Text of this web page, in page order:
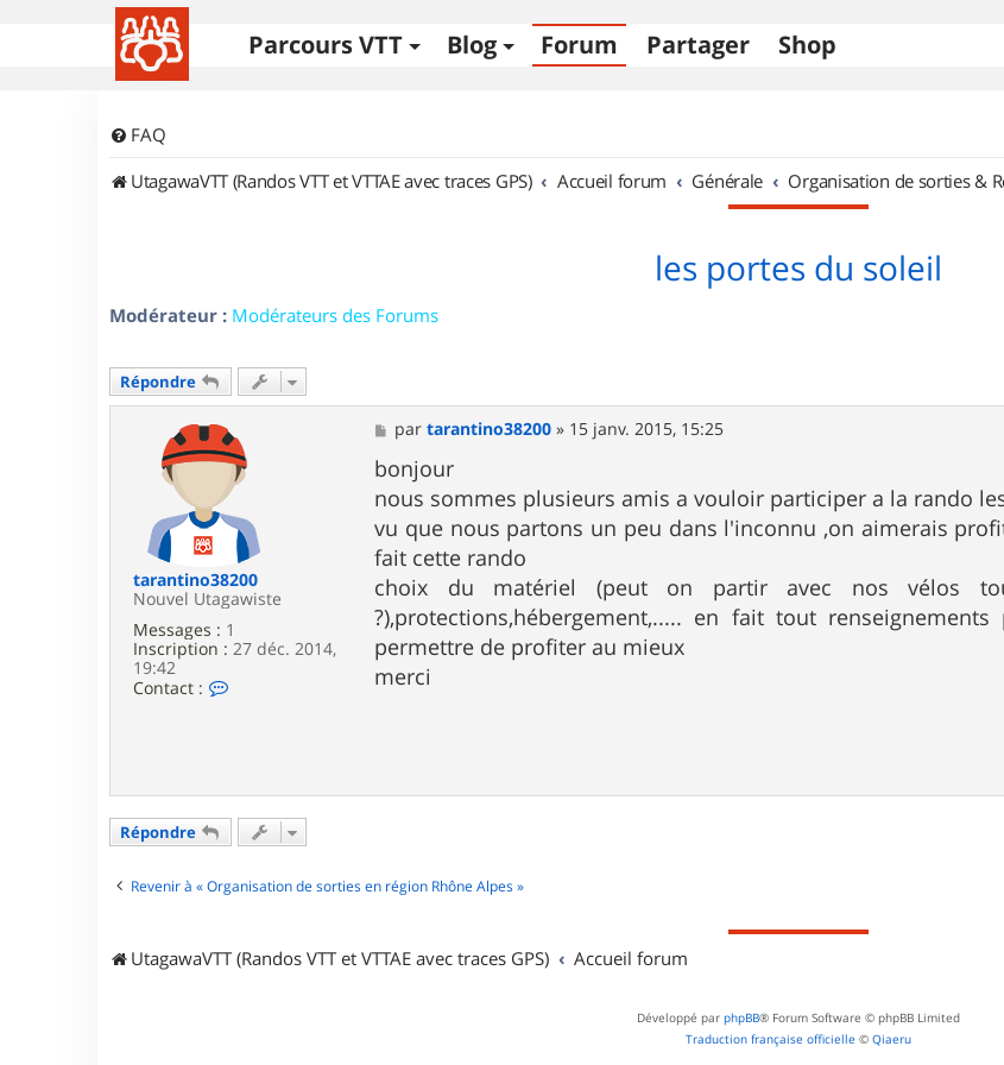
Parcours VTT Blog Forum Partager Shop
FAQ
UtagawaVTT (Randos VTT et VTTAE avec traces GPS)
Accueil forum Générale Organisation de sorties &
les portes du soleil
Modérateur : Modérateurs des Forums
Répondre
tarantino38200
Nouvel Utagawiste
Messages : 1
Inscription : 27 déc. 2014,
19:42
Contact :
t
e
r
t
M
e
s
s
a
g
e
partarantino38200 » 15 janv. 2015, 15:25
bonjour
nous sommes plusieurs amis a vouloir participer a la rando
vu que nous partons un peu dans l'inconnu ,on aimerais
fait cette rando
choix du matériel (peut on partir avec nos vélos
?),protections,hébergement,..... en fait tout
permettre de profiter au mieux
merci
Répondre
Revenir à « Organisation de sorties en région Rhône Alpes »
UtagawaVTT (Randos VTT et VTTAE avec traces GPS) Accueil forum
Développé par phpBB® Forum Software © phpBB Limited
Traduction française officielle © Qiaeru